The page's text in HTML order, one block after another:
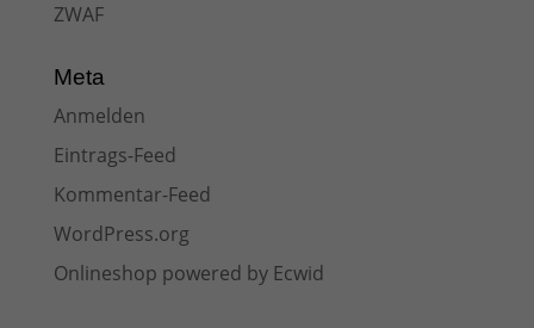
ZWAF
Meta
Anmelden
Eintrags-Feed
Kommentar-Feed
WordPress.org
Onlineshop powered by Ecwid